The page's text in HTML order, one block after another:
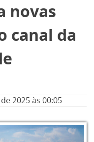
novas
canal da
2025às 00:05